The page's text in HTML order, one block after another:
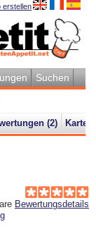
erstellen
Suchen
(2) Karte
Bewertungsdetails